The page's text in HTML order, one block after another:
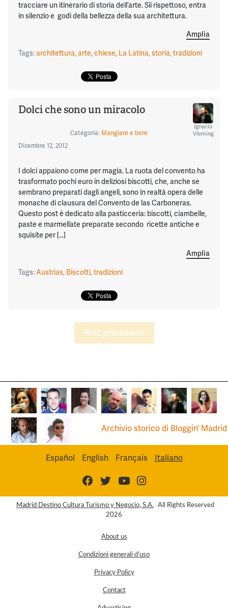
tracciare un itinerario di storia dell’arte. Sii rispettoso, entra
in silenzio e godi della bellezza della sua architettura.
Amplia
Tags:architettura, arte, chiese, La Latina, storia, tradizioni
Dolci che sono un miracolo
Ignacio
Vleming
Categoria: Mangiare e bere
Dicembre 12, 2012
I dolci appaiono come per magia. La ruota del convento ha
trasformato pochi euro in deliziosi biscotti, che, anche se
sembrano preparati dagli angeli, sono in realtà opera delle
monache di clausura del Convento de las Carboneras.
Questo post è dedicato alla pasticceria: biscotti, ciambelle,
paste e marmellate preparate secondo ricette antiche e
squisite per […]
Amplia
Tags:Austrias, Biscotti, tradizioni
Post precedenti
Archivio storico di Bloggin’ Madrid
Español English Français Italiano
Madrid Destino Cultura Turismo y Negocio, S.A.
All Rights Reserved
2026
About us
Condizioni generali d’uso
Privacy Policy
Contact